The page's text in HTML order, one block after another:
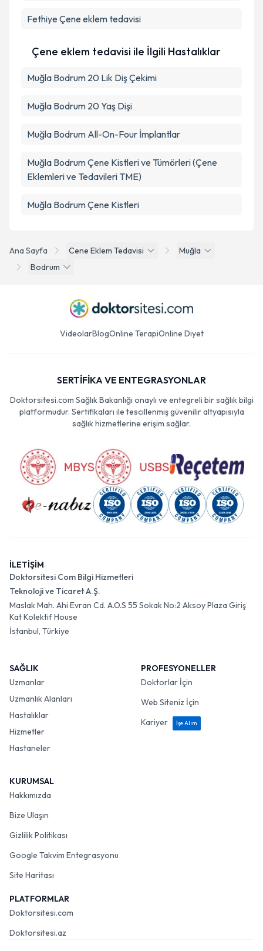
Ana Sayfa Cene Eklem Tedavisi
Muğla
Bodrum
Fethiye Çene eklem tedavisi
Çene eklem tedavisi ile İlgili Hastalıklar
Muğla Bodrum 20 Lik Diş Çekimi
Muğla Bodrum 20 Yaş Dişi
Muğla Bodrum All-On-Four İmplantlar
Muğla Bodrum Çene Kistleri ve Tümörleri (Çene
Eklemleri ve Tedavileri TME)
Muğla Bodrum Çene Kistleri
VideolarBlogOnline TerapiOnline Diyet
SERTİFİKA VE ENTEGRASYONLAR
Doktorsitesi.com Sağlık Bakanlığı onaylı ve entegreli bir sağlık bilgi
platformudur. Sertifikaları ile tescillenmiş güvenilir altyapısıyla
sağlık hizmetlerine erişim sağlar.
İLETİŞİM
Doktorsitesi Com Bilgi Hizmetleri
Teknoloji ve Ticaret A.Ş.
Maslak Mah. Ahi Evran Cd. A.O.S 55 Sokak No:2 Aksoy Plaza Giriş
Kat Kolektif House
İstanbul, Türkiye
SAĞLIK
Uzmanlar
Uzmanlık Alanları
Hastalıklar
Hizmetler
Hastaneler
PROFESYONELLER
Doktorlar İçin
Web Siteniz İçin
Kariyer
İşe Alım
KURUMSAL
Hakkımızda
Bize Ulaşın
Gizlilik Politikası
Google Takvim Entegrasyonu
Site Haritası
PLATFORMLAR
Doktorsitesi.com
Doktorsitesi.az